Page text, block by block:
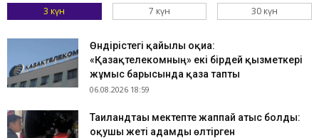
3 күн 7 күн 30 күн
Өндірістегі қайғылы оқиға:
«Қазақтелекомның» екі бірдей қызметкері
жұмыс барысында қаза тапты
06.08.2026 18:59
Таиландтағы мектепте жаппай атыс болды:
оқушы жеті адамды өлтірген